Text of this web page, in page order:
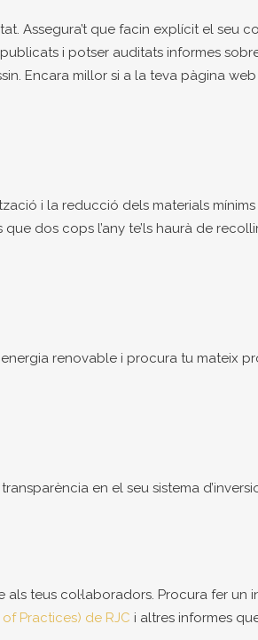
Assegura’t que facin explícit el seu
i potser auditats informes
Encara millor si a la teva pàgina
i la reducció dels materials mínims
dos cops l’any te’ls haurà de
renovable i procura tu mateix
en el seu sistema
teus col·laboradors. Procura fer un
Practices) de RJC i altres informes